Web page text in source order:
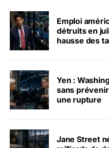
Emploi
détruits en
hausse des
Yen :
sans
une rupture
Jane Street